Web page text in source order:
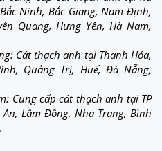
Ninh, Bắc Giang, Nam Định,
Quang, Hưng Yên, Hà Nam,
Cát thạch anh tại Thanh Hóa,
Quảng Trị, Huế, Đà Nẵng,
Cung cấp cát thạch anh tại TP
Lâm Đồng, Nha Trang, Bình